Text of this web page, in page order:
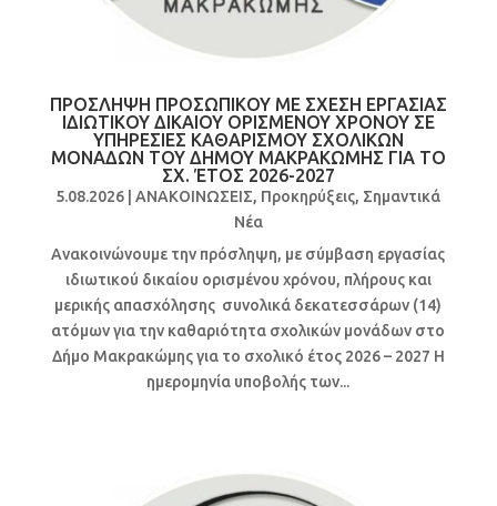
ΠΡΟΣΛΗΨΗ ΠΡΟΣΩΠΙΚΟΥ ΜΕ ΣΧΕΣΗ ΕΡΓΑΣΙΑΣ
ΙΔΙΩΤΙΚΟΥ ΔΙΚΑΙΟΥ ΟΡΙΣΜΕΝΟΥ ΧΡΟΝΟΥ ΣΕ
ΥΠΗΡΕΣΙΕΣ ΚΑΘΑΡΙΣΜΟΥ ΣΧΟΛΙΚΩΝ
ΜΟΝΑΔΩΝ ΤΟΥ ΔΗΜΟΥ ΜΑΚΡΑΚΩΜΗΣ ΓΙΑ ΤΟ
ΣΧ. ΈΤΟΣ 2026-2027
5.08.2026 |ΑΝΑΚΟΙΝΩΣΕΙΣ, Προκηρύξεις, Σημαντικά
Νέα
Ανακοινώνουμε την πρόσληψη, με σύμβαση εργασίας
ιδιωτικού δικαίου ορισμένου χρόνου, πλήρους και
μερικής απασχόλησης συνολικά δεκατεσσάρων (14)
ατόμων για την καθαριότητα σχολικών μονάδων στο
Δήμο Μακρακώμης για το σχολικό έτος 2026 – 2027 Η
ημερομηνία υποβολής των...